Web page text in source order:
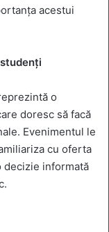
acestui
o
doresc să facă
Evenimentul le
cu oferta
decizie informată